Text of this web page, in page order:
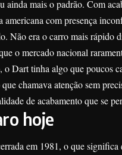
ainda mais o padrão. Com
com presença
Não era o carro mais rápido
o mercado nacional
Dart tinha algo que poucos
chamava atenção sem
de acabamento que se
hoje
em 1981, o que significa